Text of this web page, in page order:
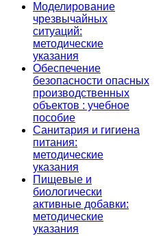
Моделирование
чрезвычайных
ситуаций:
методические
указания
Обеспечение
безопасности опасных
производственных
объектов : учебное
пособие
Санитария и гигиена
питания:
методические
указания
Пищевые и
биологически
активные добавки:
методические
указания